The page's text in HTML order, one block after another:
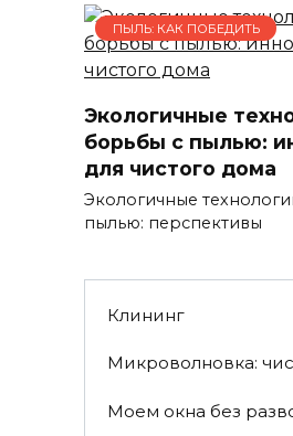
ПЫЛЬ: КАК ПОБЕДИТЬ
Экологичные
борьбы с пылью:
для чистого дома
Экологичные
пылью: перспективы
Клининг
Микроволновка:
Моем окна без